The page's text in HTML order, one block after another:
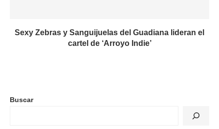
Sexy Zebras y Sanguijuelas del Guadiana lideran el
cartel de ‘Arroyo Indie’
Buscar